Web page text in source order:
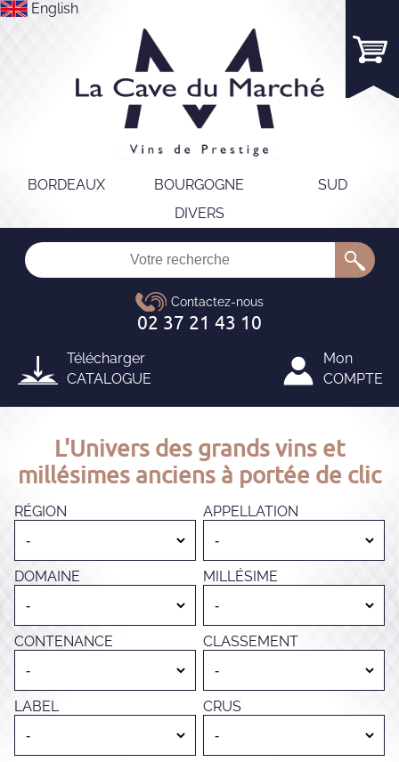
English
BORDEAUX BOURGOGNE
SUD
DIVERS
Télécharger
CATALOGUE
Mon
COMPTE
L'Univers des grands vins et
millésimes anciens à portée de clic
RÉGION APPELLATION
DOMAINE MILLÉSIME
CONTENANCE CLASSEMENT
LABEL CRUS